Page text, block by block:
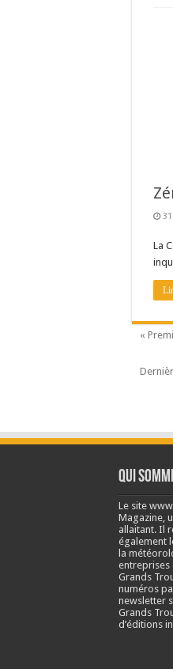
La
«
Qui
Le site
Magazine,
allaitant. Il
également
la
entreprises
Grands
numéros
newsletter
Grands
d’éditions